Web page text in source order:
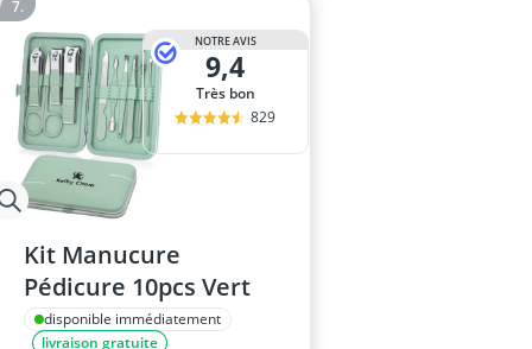
NOTRE AVIS
9,4
Très bon
829
Kit Manucure
Pédicure 10pcs Vert
disponible immédiatement
livraison gratuite